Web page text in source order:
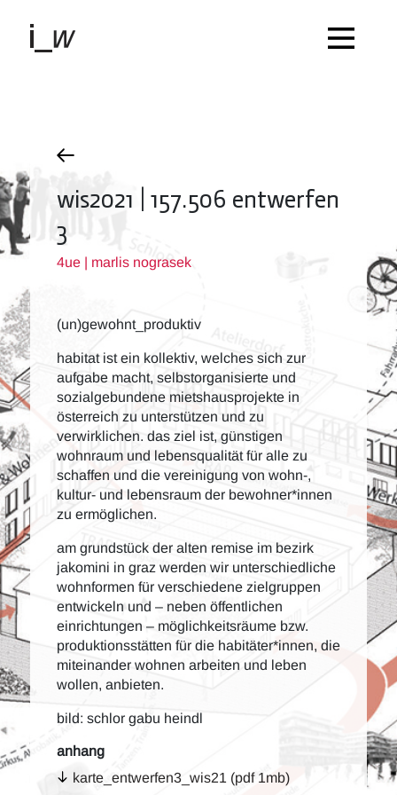
wis2021 | 157.506 entwerfen
3
4ue | marlis nograsek
(un)gewohnt_produktiv
habitat ist ein kollektiv, welches sich zur
aufgabe macht, selbstorganisierte und
sozialgebundene mietshausprojekte in
österreich zu unterstützen und zu
verwirklichen. das ziel ist, günstigen
wohnraum und lebensqualität für alle zu
schaffen und die vereinigung von wohn-,
kultur- und lebensraum der bewohner*innen
zu ermöglichen.
am grundstück der alten remise im bezirk
jakomini in graz werden wir unterschiedliche
wohnformen für verschiedene zielgruppen
entwickeln und – neben öffentlichen
einrichtungen – möglichkeitsräume bzw.
produktionsstätten für die habitäter*innen, die
miteinander wohnen arbeiten und leben
wollen, anbieten.
bild: schlor gabu heindl
anhang
karte_entwerfen3_wis21 (pdf 1mb)